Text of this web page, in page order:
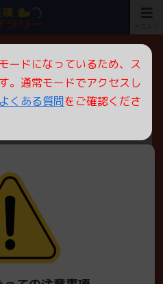
ードになっているため、ス
。通常モードでアクセスし
よくある質問をご確認くださ
規約
社ライナーネットワーク
す）が運用する第28回銭
「本サービス」といいま
れます。ユーザーは、本
より、本規約に同意した